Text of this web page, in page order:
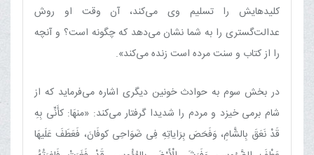
کلیدهایش را تسلیم وی می‌کند، آن وقت او روش
عدالت‌گستری را به شما نشان می‌دهد که چگونه است؟ و آنچه
را از کتاب و سنت مرده است زنده می‌کند».
در بخش سوم به حوادث خونین دیگری اشاره می‌فرماید که از
شام برمی خیزد و مردم‏ را شدیدا گرفتار می‌کند: «منهَا: کأَنِّی بِهِ
قَدْ نَعَقَ بِالشَّامِ، وَفَحَصَ بِرَایاتِهِ فِی ضَوَاحِی کوفَانَ، فَعَطَفَ عَلَیهَا